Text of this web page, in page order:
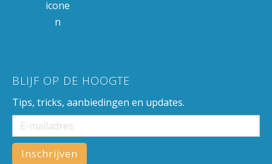
BLIJF OP DE HOOGTE
Tips, tricks, aanbiedingen en updates.